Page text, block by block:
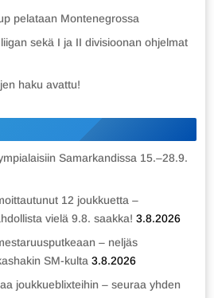
pelataan Montenegrossa
sekä I ja II divisioonan ohjelmat
haku avattu!
Samarkandissa 15.–28.9.
12 joukkuetta –
vielä 9.8. saakka! 3.8.2026
– neljäs
SM-kulta 3.8.2026
joukkueblixteihin – seuraa yhden